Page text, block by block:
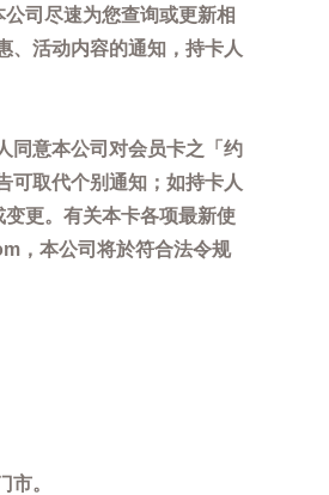
司尽速为您查询或更新相
、活动内容的通知，持卡人
同意本公司对会员卡之「约
可取代个别通知；如持卡人
更。有关本卡各项最新使
，本公司将於符合法令规
。